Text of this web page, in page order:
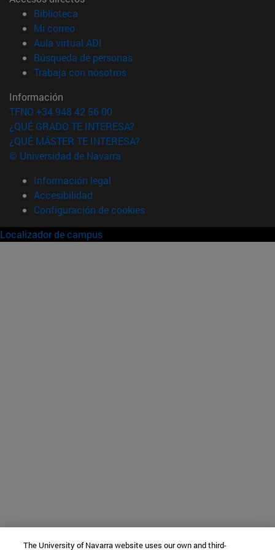
Biblioteca
Mi correo(abre en nueva ventana)
Aula virtual ADI
Búsqueda de personas(abre en nueva ventana)
Trabaja con nosotros(abre en nueva ventana)
Información
TFNO +34 948 42 56 00
¿QUÉ GRADO TE INTERESA?
¿QUÉ MÁSTER TE INTERESA?
© Universidad de Navarra
Información legal
Accesibilidad
Configuración de cookies
Localizador de campus
The University of Navarra website uses our own and third-